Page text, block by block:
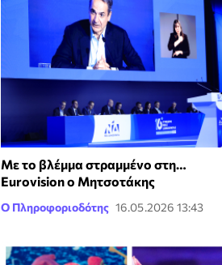
Με το βλέμμα στραμμένο στη…
Eurovision o Μητσοτάκης
Ο Πληροφοριοδότης 16.05.2026 13:43